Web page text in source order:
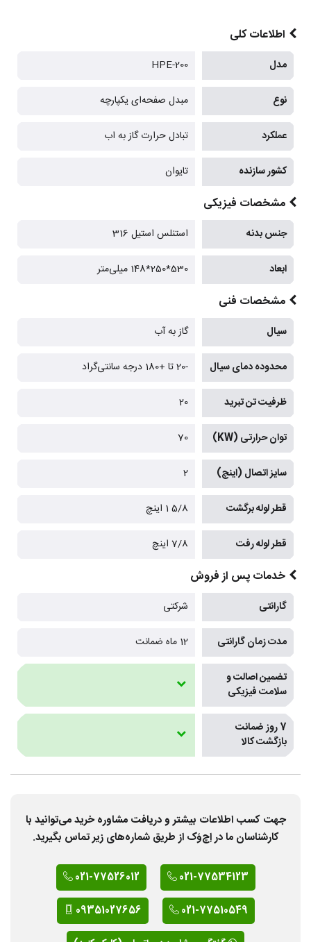
اطلاعات کلی
مدل HPE-200
نوع مبدل صفحه‌ای یکپارچه
عملکرد تبادل حرارت گاز به اب
کشور سازنده تایوان
مشخصات فیزیکی
جنس بدنه استنلس استیل 316
ابعاد 530*250*148 میلی‌متر
مشخصات فنی
سیال گاز به آب
محدوده دمای سیال -20 تا +180 درجه سانتی‌گراد
ظرفیت تن تبرید 20
توان حرارتی (KW) 70
سایز اتصال (اینچ) 2
قطر لوله برگشت 5/8 1 اینچ
قطر لوله رفت 7/8 اینچ
خدمات پس از فروش
گارانتی شرکتی
مدت زمان گارانتی 12 ماه ضمانت
تضمین اصالت و
سلامت فیزیکی
7 روز ضمانت
بازگشت کالا
جهت کسب اطلاعات بیشتر و دریافت مشاوره خرید می‌توانید با
کارشناسان ما در اِچ‌وَک از طریق شماره‌های زیر تماس بگیرید.
021-77534123
021-77526012
021-77510549
09351027656